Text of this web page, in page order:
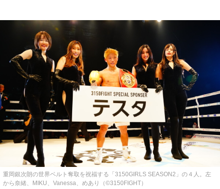
重岡銀次朗の世界ベルト奪取を祝福する「3150GIRLS SEASON2」の４人。左
から奈緒、MIKU、Vanessa、めあり（©︎3150FIGHT）